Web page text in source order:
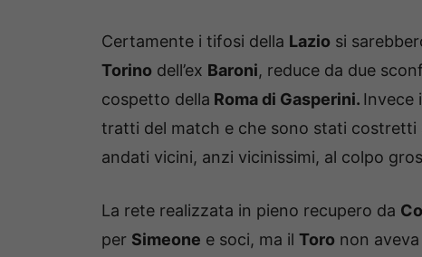
Certamente i tifosi della Lazio si
Torino dell’ex Baroni, reduce da due
cospetto della Roma di Gasperini. Invece
tratti del match e che sono stati costretti
andati vicini, anzi vicinissimi, al colpo
La rete realizzata in pieno recupero da
per Simeone e soci, ma il Toro non